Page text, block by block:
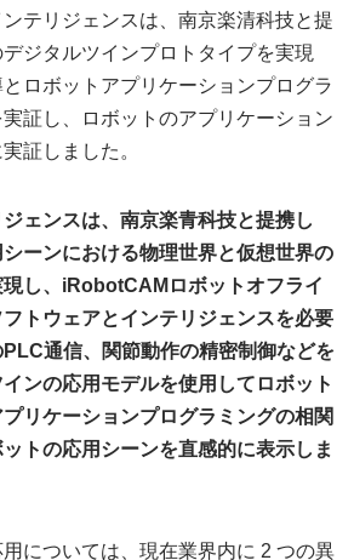
ンテリジェンスは、南京楽清科技と提
ジタルツインプロトタイプを実現
ロボットアプリケーションプログラ
証し、ロボットのアプリケーション
証しました。
ェンスは、南京楽青科技と提携し
ーンにおける物理世界と仮想世界の
し、iRobotCAMロボットオフライ
トウェアとインテリジェンスを必要
通信、関節動作の精密制御などを
ンの応用モデルを使用してロボット
リケーションプログラミングの相関
トの応用シーンを直感的に表示しま
については、現在業界内に 2 つの異